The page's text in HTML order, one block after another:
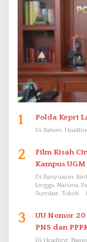
1 Polda Kepri
Di Batam,
2
Film Kisah
Kampus
Di Banyuasin,
Lingga, Natuna,
Sumbar, Tokoh
3
UU Nomor 20
PNS dan
Di Headline,